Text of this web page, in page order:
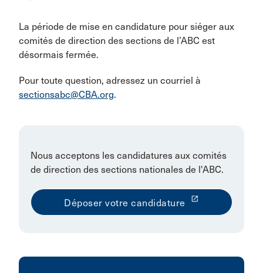
La période de mise en candidature pour siéger aux
comités de direction des sections de l’ABC est
désormais fermée.
Pour toute question, adressez un courriel à
sectionsabc@CBA.org.
Nous acceptons les candidatures aux comités
de direction des sections nationales de l'ABC.
Déposer votre candidature launch